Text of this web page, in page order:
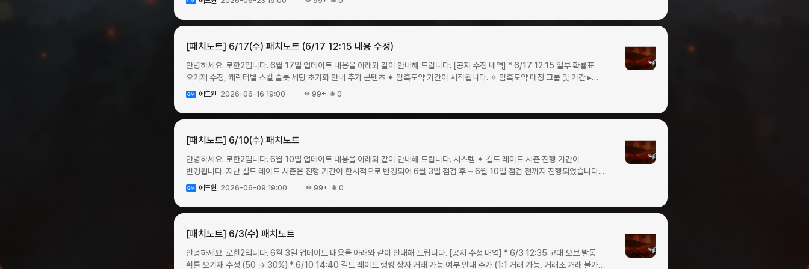
모래시계25빛나는 특급 강화석56방어형 가더17고대의 강화석58유물 강화석29오브 원석2010페르소나 상급 상자1011타락한
✧ 이벤트 기간: 2026년 7월 29일 수요일 점검 후 ~ 2026년 8월 5일 수요일 점검 전 ✧ 이벤트 기간 동안 일일 던전 입장 가능
스크롤을 사용해 1주년 혼돈의 균열을 클리어하고 보상을 획득할 수 있습니다. ✧ 이벤트(스크롤 판매) 기간: 2026년 7월 29일
수요일 점검 후 ~ 2026년 8월 5일 수요일 점검 전 까지 ▸ 스크롤 판매 기간 종료 후에도 보유한 스크롤을 사용해 이벤트 혼돈의 균열
입장 및 보상 획득이 가능합니다. ▸ 스크롤 판매 기간 종료 후에도 기념 코인을 사용한 제작이 가능합니다. ✧ 이벤트 기간 동안 캐시
기간: 2026년 7월 29일 수요일 점검 후 ~ 2026년 8월 19일 수요일 점검 전패키지명가격상품 구성구매 제한아이템명개수별빛
II가 판매됩니다. ✧ 판매 기간: 2026년 7월 29일 수요일 점검 후 ~ 2026년 8월 12일 수요일 점검 전패키지명패키지 구성가격구매
HP를 상향합니다. ✧ 영지보스별 최대 HP 변경 사항출현 지역영지 보스변경 사항비아 마레아라우케 장로 세티드최대 HP 5배
수준으로 상향에이브러리그롬나이트최대 HP 5배 수준으로 상향모리센도미네이트최대 HP 5배 수준으로 상향가이잔라우스최대 HP
4.8배 수준으로 상향바란섬동부크라우트 델 라고스최대 HP 4.5배 수준으로 상향아르메네스아드하르마최대 HP 2.8배 수준으로
타락한 영웅의 전당 5층 드롭 아이템이 일부 변경됩니다.타락한 영웅의 전당 5층일부 드롭 아이템 변경변경 전변경 후120레벨
드롭하는 파티 혼돈의 균열 스크롤 종류가 IX단계 ‘위대한 카릭센’ 스크롤로 변경됩니다.발베론 지역일부 드롭 아이템 변경변경
전변경 후[파티] 혼돈의 균열 VIII - 대악마 파르티할[파티] 혼돈의 균열 IX - 위대한 카릭센 버그 수정 ▸ ‘[파티] 혼돈의 균열 IX -
위대한 카릭센’과 ‘[길드] 혼돈의 균열 IX - 엔테라 크리크’에 일일 10회 사용 제한이 적용되던 문제를 수정합니다. ▸ 자이언트 ‘파운스’
15일(수) 점검 전까지 ‘눈부신 디보터 대승정 보상 상자’ 사용 시 일부 구성품이 정상적으로 획득되지 않은 문제에 대한 보상을
소환권 (1회)일반 탈 것 소환권 (1회)일반 탈 것 소환권 (1회)일반 탈 것 소환권 (1회)일반 탈 것 소환권 (1회)고대의 무기고2단계
강화석빛나는 상급 강화석빛나는 상급 강화석빛나는 상급 강화석특급 강화석빛나는 상급 조합석빛나는 상급 조합석빛나는 상급
강화석에이션트 스킬 강화석----문양 강화석 ✦ 도약 준비 패키지 이벤트가 시작됩니다. ✧ 판매 기간: 2026년 7월 1일 수요일 점검
후 ~ 2026년 7월 8일 수요일 점검 전까지패키지명패키지 구성가격구매 제한아이템명개수도약 준비 패키지Ⅰ타락한 영웅의 전당
모래시계40₩66,000계정당 5회빛나는 특급 강화석5온의 파편2도약 준비 패키지 Ⅱ마력석60₩99,000계정당 5회빛나는 특급
15일 수요일 점검 전패키지명패키지 구성가격구매 제한아이템명개수황금 문양 패키지 II혼돈의 문양강화석 상자501500만
감사합니다.
시간대에는 서버 이전이 불가능합니다. ✦ 서버 이전 진행 ✧ 상점에서 구매한 서버 이전권을 소모하여 서버를 이동할 수 있습니다. ▸
이외 기간에는 구매 기능이 비활성화됩니다. ▸ 서버 이전을 출발하는 서버의 캐릭터로 서버 이전권을 구매/보유해야 합니다. ▸ 서버
이전 가이드 바로가기 ▸서버 이전 기간 중 크론으로 구매 가능한 서버 이전권인 ‘도약 준비 이전권’ 구매가 가능합니다. (계정 당 1회)
이벤트 ✦ 강화 비용 할인 이벤트가 시작됩니다. ✧ 이벤트 기간: 2026년 6월 24일 수요일 점검 후 ~ 2026년 7월 1일 수요일 점검
전 ✧ 이벤트 내용: 이벤트 기간 동안 신화 장비를 포함한 전 구간의 강화 비용이 30% 할인됩니다. ✦ 눈부신 황금 패키지 이벤트가
제한아이템명개수눈부신 황금코스튬 패키지눈부신 코스튬 카드 소환권 (10회)11500만 크론계정당 10회황금 주화1눈부신
소환권 (10회)11500만 크론계정당 10회황금 주화1 ✦ 1주년 기념 혼돈의 균열 스크롤 판매 이벤트가 시작됩니다. ✧ 이벤트 기간
6월 24일 수요일 점검 후 ~ 2026년 7월 1일 수요일 점검 전 까지 ▸ 스크롤 판매 기간 종료 후에도 보유한 스크롤을 사용해 이벤트
혼돈의 균열 입장 및 보상 획득이 가능합니다. ▸ 스크롤 판매 기간 종료 후에도 기념 코인을 사용한 제작이 가능합니다. ✧ 이벤트 기간
동안 캐시 상점에서 이벤트 혼돈의 균열 스크롤을 장당 1억 5천만 크론에 구매할 수 있습니다. 버그 수정 ▸ 타락한 영웅의 전당 4, 5층
서버 이동 제한이 없도록 시스템이 변경됩니다.업데이트 후 서버 이동을 계획 중이시라면 시스템 변경사항을 참고해 주시기 바랍니다.
[패치노트] 6/17(수) 패치노트 (6/17 12:15 내용 수정)
안녕하세요. 로한2입니다. 6월 17일 업데이트 내용을 아래와 같이 안내해 드립니다. [공지 수정 내역] * 6/17 12:15 일부 확률표
오기재 수정, 캐릭터별 스킬 슬롯 세팅 초기화 안내 추가 콘텐츠 ✦ 암흑도약 기간이 시작됩니다. ✧ 암흑도약 매칭 그룹 및 기간 ▸
암흑도약 기간: 2026년 6월 17일 수요일 점검 후 ~ 6월 21일 일요일 04:00 ▸ 서버 침공 가능 시간대: 09:00 ~ 익일 04:00 ▸
서버4그룹아인호른2몬트3온35그룹로하1에톤2-6그룹카이논2온2-7그룹에도네1몬트4-8그룹몬트2플록스2- ✦ 신규 오브가
칼날고급치명타 공격 시 4% 확률로 일반 몬스터 공격력 2.2% 증가 (지속시간 5초)2.85%오브 : 치명적인 에드윈의 용맹고급치명타
확률로 일반 몬스터 방어력 4.4% 증가 (지속시간 5초)2.85%오브 : 치명적인 나투의 결의고급치명타 공격 시 4% 확률로 보스
몬스터 방어력 4.4% 증가 (지속시간 5초)2.85%오브 : 치명적인 에드윈의 칼날희귀치명타 공격 시 5% 확률로 일반 몬스터 공격력
3.3% 증가 (지속시간 5초)1.97%오브 : 치명적인 에드윈의 용맹희귀치명타 공격 시 5% 확률로 보스 몬스터 공격력 3.3% 증가
5초)1.97%오브 : 치명적인 나투의 결의희귀치명타 공격 시 5% 확률로 보스 몬스터 방어력 6.6% 증가 (지속시간 5초)1.97%오브 :
에드윈의 용맹고대치명타 공격 시 7% 확률로 보스 몬스터 공격력 5.5% 증가 (지속시간 5초)0.66%오브 : 치명적인 나투의
공격 시 7% 확률로 보스 몬스터 방어력 8.8% 증가 (지속시간 5초)0.66%오브 : 치명적인 라이의 집요함고대치명타 공격 시 7%
에드윈 2026-06-16 19:00 99+ 0
[패치노트] 6/10(수) 패치노트
안녕하세요. 로한2입니다. 6월 10일 업데이트 내용을 아래와 같이 안내해 드립니다. 시스템 ✦ 길드 레이드 시즌 진행 기간이
변경됩니다. 지난 길드 레이드 시즌은 진행 기간이 한시적으로 변경되어 6월 3일 점검 후 ~ 6월 10일 점검 전까지 진행되었습니다.
이번 주부터 시작되는 길드 레이드 기간은 ‘정기점검 후 ~ 다음 주 수요일 00:00’으로 진행됩니다. 이벤트 ✦ 행운 상자 드롭
2026년 6월 10일 수요일 점검 후 ~ 2026년 6월 17일 수요일 점검 전 ✧ 지역별 드롭 행운 상자 안내지역드롭 행운 상자델
성전바란섬 동부투쟁의 섬최상급 행운 상자아르메네스타락한 영웅의 전당 1층리옴특급 행운 상자이그니스타락한 영웅의 전당
드롭합니다. ▸ 리옴,이그니스 지역 정예 몬스터는 특별히 높은 확률로 특급 행운 상자를 드롭합니다. ▸ 동일 지역 내에서는 몬스터
에드윈 2026-06-09 19:00 99+ 0
[패치노트] 6/3(수) 패치노트
안녕하세요. 로한2입니다. 6월 3일 업데이트 내용을 아래와 같이 안내해 드립니다. [공지 수정 내역] * 6/3 12:35 고대 오브 발동
확률 오기재 수정 (50 → 30%) * 6/10 14:40 길드 레이드 랭킹 상자 거래 가능 여부 안내 추가 (1:1 거래 가능, 거래소 거래 불가)